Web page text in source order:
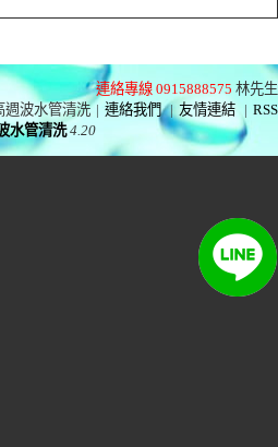
連絡專線 0915888575 林先生
週波水管清洗 | 連絡我們 | 友情連結 | RSS
水管清洗 4.20